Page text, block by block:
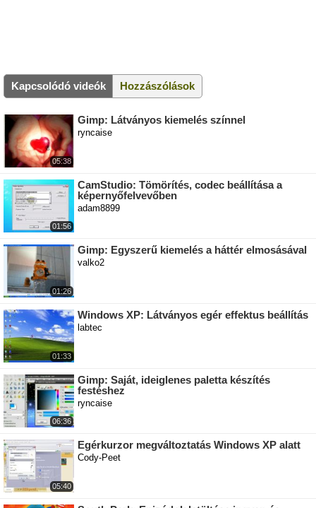
Kapcsolódó videók Hozzászólások
05:38
Gimp: Látványos kiemelés színnel
ryncaise
01:56
CamStudio: Tömörítés, codec beállítása a
képernyőfelvevőben
adam8899
01:26
Gimp: Egyszerű kiemelés a háttér elmosásával
valko2
01:33
Windows XP: Látványos egér effektus beállítás
labtec
06:36
Gimp: Saját, ideiglenes paletta készítés
festéshez
ryncaise
05:40
Egérkurzor megváltoztatás Windows XP alatt
Cody-Peet